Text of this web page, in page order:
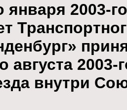
января 2003-
августа
внутри